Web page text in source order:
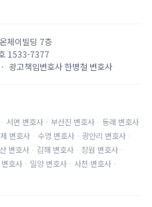
제이빌딩 7층
1533-7377
· 광고책임변호사한병철 변호사
· 서면 변호사 · 부산진 변호사 · 동래 변호사
변호사 · 수영 변호사 · 광안리 변호사 ·
변호사 · 김해 변호사 · 창원 변호사 ·
변호사 · 밀양 변호사 · 사천 변호사 ·